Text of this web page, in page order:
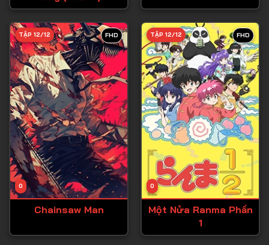
Tập 29
Tập 30
Tập 31
Tập 32
Tập 33
Tập 34
Tập 35
Tập 36
FHD
0
TẬP 12/12
Chainsaw Man
FHD
0
TẬP 12/12
Một Nửa Ranma Phần
1